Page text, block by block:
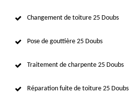
Changement de toiture 25 Doubs
Pose de gouttière 25 Doubs
Traitement de charpente 25 Doubs
Réparation fuite de toiture 25 Doubs